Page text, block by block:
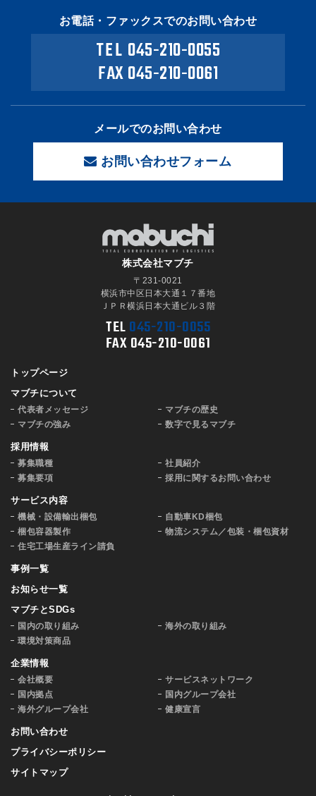
お電話・ファックスでのお問い合わせ
TEL 045-210-0055
FAX 045-210-0061
メールでのお問い合わせ
お問い合わせフォーム
株式会社マブチ
〒231-0021
横浜市中区日本大通１７番地
ＪＰＲ横浜日本大通ビル３階
TEL045-210-0055
FAX 045-210-0061
トップページ
マブチについて
代表者メッセージ
マブチの歴史
マブチの強み
数字で見るマブチ
採用情報
募集職種
社員紹介
募集要項
採用に関するお問い合わせ
サービス内容
機械・設備輸出梱包
自動車KD梱包
梱包容器製作
物流システム／包装・梱包資材
住宅工場生産ライン請負
事例一覧
お知らせ一覧
マブチとSDGs
国内の取り組み
海外の取り組み
環境対策商品
企業情報
会社概要
サービスネットワーク
国内拠点
国内グループ会社
海外グループ会社
健康宣言
お問い合わせ
プライバシーポリシー
サイトマップ